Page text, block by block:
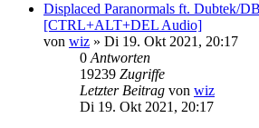
Displaced Paranormals ft. Dubtek/
[CTRL+ALT+DEL Audio]
von wiz » Di 19. Okt 2021, 20:17
0 Antworten
19239 Zugriffe
Letzter Beitrag von wiz
Di 19. Okt 2021, 20:17